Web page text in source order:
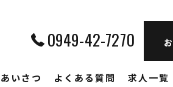
0949-42-7270
いさつ よくある質問 求人一覧